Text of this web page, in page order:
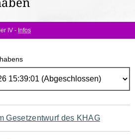
IV - Infos
Gesetzentwurf des KHAG